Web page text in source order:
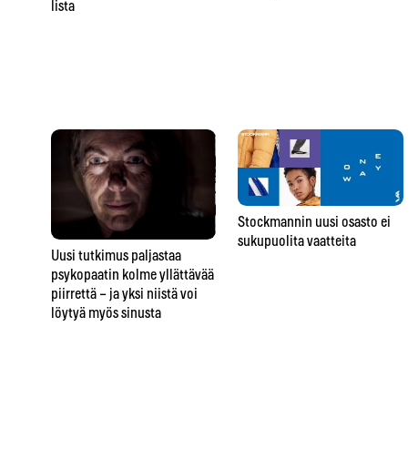
lista
Uusi tutkimus paljastaa
psykopaatin kolme yllättävää
piirrettä – ja yksi niistä voi
löytyä myös sinusta
Stockmannin uusi osasto ei
sukupuolita vaatteita